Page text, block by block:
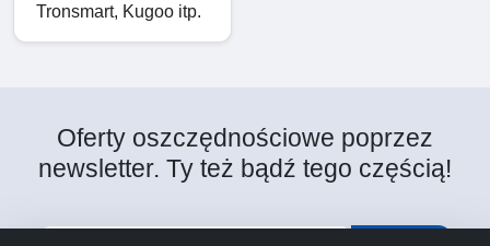
Tronsmart, Kugoo itp.
Oferty oszczędnościowe poprzez
newsletter. Ty też bądź tego częścią!